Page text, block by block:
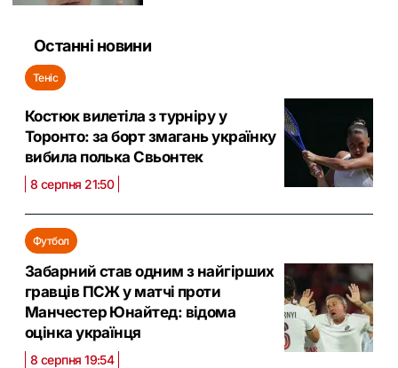
Останні новини
Теніс
Костюк вилетіла з турніру у
Торонто: за борт змагань українку
вибила полька Свьонтек
8 серпня 21:50
Футбол
Забарний став одним з найгірших
гравців ПСЖ у матчі проти
Манчестер Юнайтед: відома
оцінка українця
8 серпня 19:54